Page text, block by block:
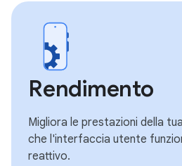
Rendimento
Migliora le prestazioni della
che l'interfaccia utente
reattivo.